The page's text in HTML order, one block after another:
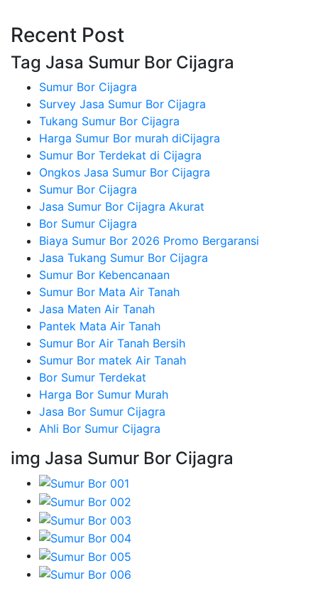
Recent Post
Tag Jasa Sumur Bor Cijagra
Sumur Bor Cijagra
Survey Jasa Sumur Bor Cijagra
Tukang Sumur Bor Cijagra
Harga Sumur Bor murah diCijagra
Sumur Bor Terdekat di Cijagra
Ongkos Jasa Sumur Bor Cijagra
Sumur Bor Cijagra
Jasa Sumur Bor Cijagra Akurat
Bor Sumur Cijagra
Biaya Sumur Bor 2026 Promo Bergaransi
Jasa Tukang Sumur Bor Cijagra
Sumur Bor Kebencanaan
Sumur Bor Mata Air Tanah
Jasa Maten Air Tanah
Pantek Mata Air Tanah
Sumur Bor Air Tanah Bersih
Sumur Bor matek Air Tanah
Bor Sumur Terdekat
Harga Bor Sumur Murah
Jasa Bor Sumur Cijagra
Ahli Bor Sumur Cijagra
img Jasa Sumur Bor Cijagra